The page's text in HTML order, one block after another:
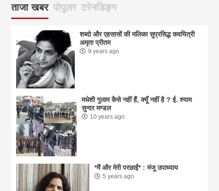
ताजा खबर पोपुलर टरेनडिङ्ग
शब्दो और एहसासों की मलिका सुप्रसिद्ध कवयित्री
अमृता प्रीतम
9 years ago
मधेशी गुलाम कैसे नहीं हैं, क्यूँ नहीं है ? ई. श्याम
सुन्दर मण्डल
10 years ago
*मैं और मेरी परछाईं* : मंजू उपाध्याय
5 years ago